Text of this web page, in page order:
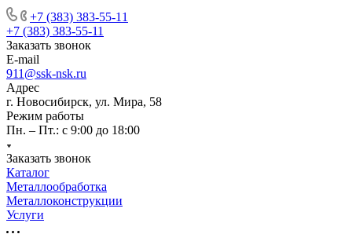
+7 (383) 383-55-11
+7 (383) 383-55-11
Заказать звонок
E-mail
911@ssk-nsk.ru
Адрес
г. Новосибирск, ул. Мира, 58
Режим работы
Пн. – Пт.: с 9:00 до 18:00
Заказать звонок
Каталог
Металлообработка
Металлоконструкции
Услуги